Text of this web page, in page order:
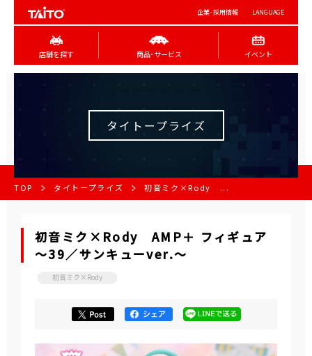
企業･採用情報 LANGUAGE
店舗を探す 商品･サービス イベント
タイトープライズ
TOP タイトープライズ 初音ミク×Rody ...
初音ミク×Rody AMP＋ フィギュア
～39／サンキューver.～
初音ミク×Rody